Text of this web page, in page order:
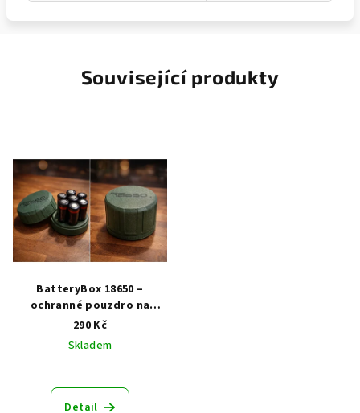
Související produkty
BatteryBox 18650 –
ochranné pouzdro na
baterie
290 Kč
Skladem
Detail